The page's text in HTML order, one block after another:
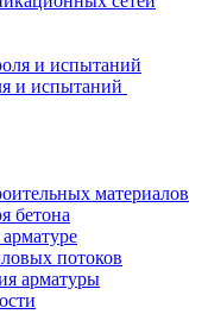
и испытаний
материалов
бетона
потоков
арматуры